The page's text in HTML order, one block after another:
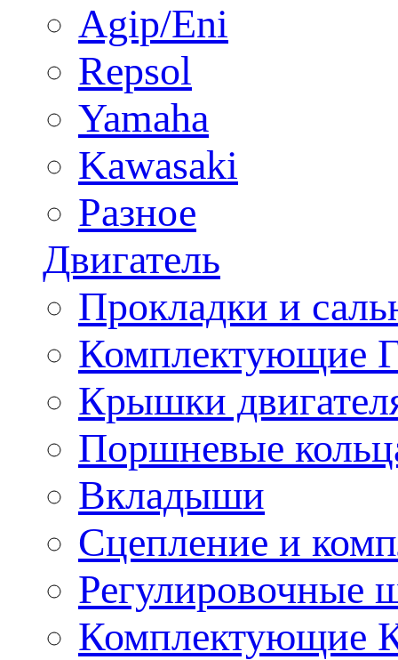
Agip/Eni
Repsol
Yamaha
Kawasaki
Разное
Двигатель
Прокладки и
Комплектующие
Крышки
Поршневые
Вкладыши
Сцепление и
Регулировочные
Комплектующие